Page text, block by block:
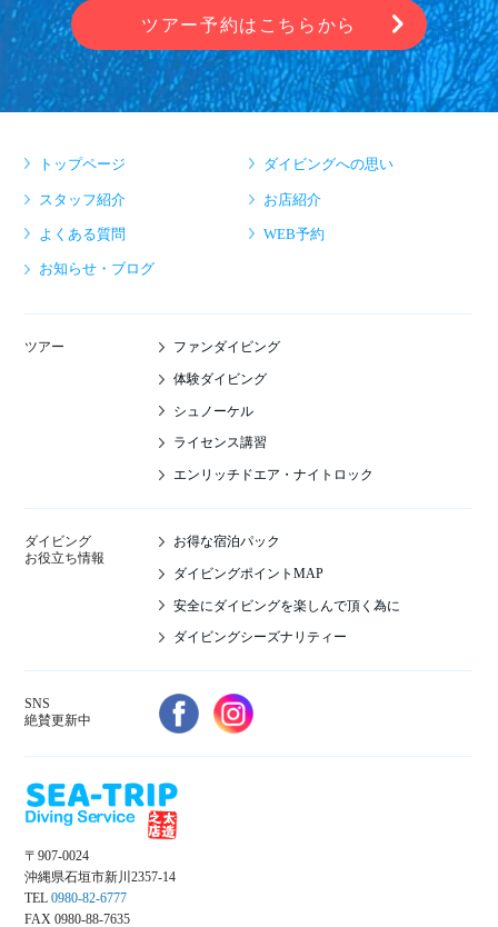
ツアー予約はこちらから
トップページ ダイビングへの思い
スタッフ紹介 お店紹介
よくある質問 WEB予約
お知らせ・ブログ
ツアー ファンダイビング
体験ダイビング
シュノーケル
ライセンス講習
エンリッチドエア・ナイトロック
ダイビング
お役立ち情報
お得な宿泊パック
ダイビングポイントMAP
安全にダイビングを楽しんで頂く為に
ダイビングシーズナリティー
SNS
絶賛更新中
〒907-0024
沖縄県石垣市新川2357-14
TEL 0980-82-6777
FAX 0980-88-7635